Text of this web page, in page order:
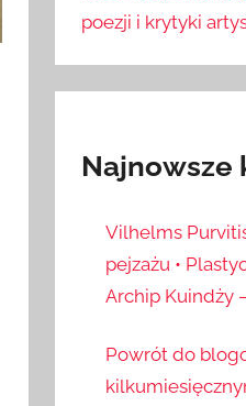
poezji i krytyki
Najnowsze
Vilhelms
pejzażu •
Archip Kuindży
Powrót do